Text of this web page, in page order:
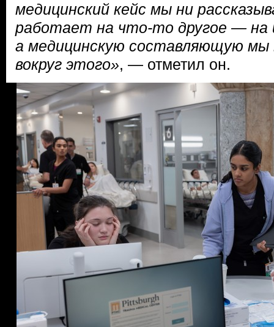
медицинский кейс мы ни
работает на что-то другое — на
а медицинскую составляющую мы
вокруг этого», — отметил он.